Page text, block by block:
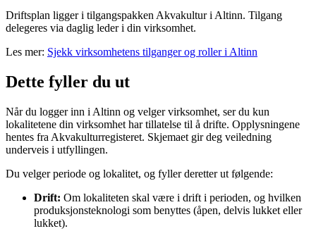
Driftsplan ligger i tilgangspakken Akvakultur i Altinn. Tilgang
delegeres via daglig leder i din virksomhet.
Les mer: Sjekk virksomhetens tilganger og roller i Altinn
Dette fyller du ut
Når du logger inn i Altinn og velger virksomhet, ser du kun
lokalitetene din virksomhet har tillatelse til å drifte. Opplysningene
hentes fra Akvakulturregisteret. Skjemaet gir deg veiledning
underveis i utfyllingen.
Du velger periode og lokalitet, og fyller deretter ut følgende:
Drift: Om lokaliteten skal være i drift i perioden, og hvilken
produksjonsteknologi som benyttes (åpen, delvis lukket eller
lukket).